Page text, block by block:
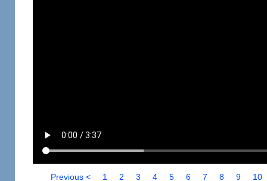
Previous < 1 2 3 4 5 6 7 8 9 10